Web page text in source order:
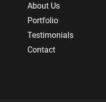
About Us
Portfolio
Testimonials
Contact